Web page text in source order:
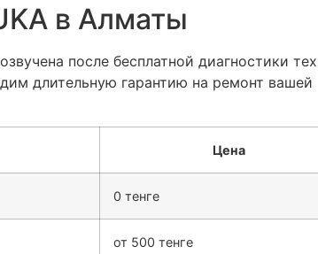
в Алматы
после бесплатной диагностики
длительную гарантию на ремонт вашей
Цена
0 тенге
от 500 тенге